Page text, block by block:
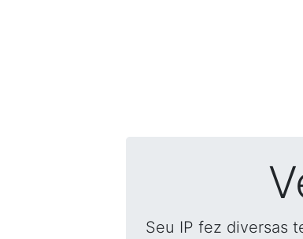
Seu IP fez diversas